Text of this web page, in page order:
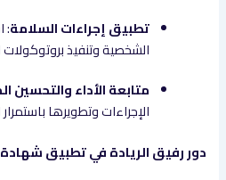
تطبيق إجراءات السلامة:
الشخصية وتنفيذ
متابعة الأداء والتحسين
الإجراءات وتطويرها
دور رفيق الريادة في تطبيق شهادة ISO 45001 السعودية